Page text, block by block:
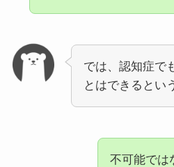
では、認知症で
とはできるとい
不可能では